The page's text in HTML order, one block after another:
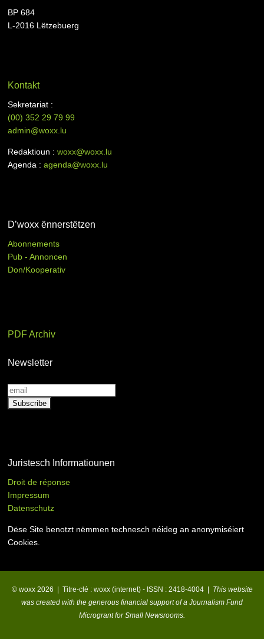
BP 684
L-2016 Lëtzebuerg
Kontakt
Sekretariat :
(00)352 29 79 99
admin@woxx.lu
Redaktioun :woxx@woxx.lu
Agenda :agenda@woxx.lu
D’woxx ënnerstëtzen
Abonnements
Pub - Annoncen
Don/Kooperativ
PDF Archiv
Newsletter
Juristesch Informatiounen
Droit de réponse
Impressum
Datenschutz
Dëse Site benotzt nëmmen technesch néideg an anonymiséiert
Cookies.
© woxx 2026 | Titre-clé : woxx (internet) - ISSN : 2418-4004 | This website
was created with the generous financial support of a Journalism Fund
Microgrant for Small Newsrooms.